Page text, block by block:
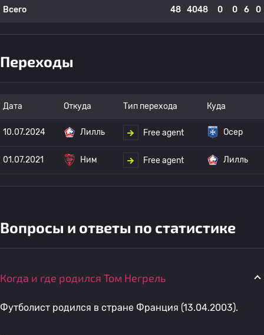
Всего 48 4048 0 0 6 0
Переходы
Дата Откуда Тип перехода Куда
10.07.2024 Лилль Free agent Осер
01.07.2021 Ним Free agent Лилль
Вопросы и ответы по статистике
Когда и где родился Том Негрель
Футболист родился в стране Франция (13.04.2003).